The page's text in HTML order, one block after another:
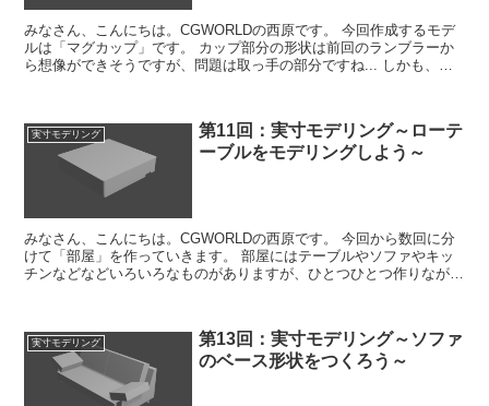
みなさん、こんにちは。CGWORLDの西原です。 今回作成するモデ
ルは「マグカップ」です。 カップ部分の形状は前回のランブラーか
ら想像ができそうですが、問題は取っ手の部分ですね... しかも、綺
実寸モデリング
第11回：実寸モデリング～ローテ
ーブルをモデリングしよう～
みなさん、こんにちは。CGWORLDの西原です。 今回から数回に分
けて「部屋」を作っていきます。 部屋にはテーブルやソファやキッ
チンなどなどいろいろなものがありますが、ひとつひとつ作りながら
実寸モデリング
第13回：実寸モデリング～ソファ
のベース形状をつくろう～